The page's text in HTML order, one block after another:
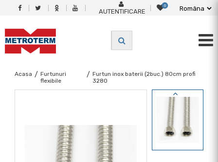
AUTENTIFICARE
0
Acasa / Furtunuri
flexibile
/ Furtun inox baterii (2buc.) 80cm profi
3280